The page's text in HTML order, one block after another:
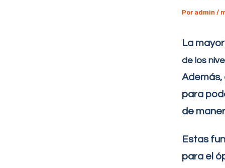
Por admin /
La
de los
Además,
para
de
Estas
para el